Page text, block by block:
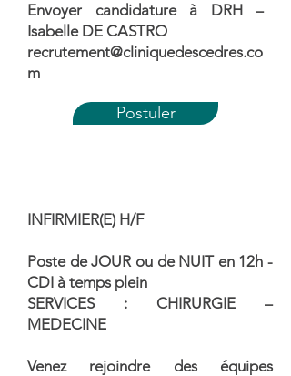
Envoyer candidature à DRH –
Isabelle DE CASTRO
recrutement@cliniquedescedres.co
m
Postuler
INFIRMIER(E) H/F
Poste de JOUR ou de NUIT en 12h -
CDI à temps plein
SERVICES : CHIRURGIE –
MEDECINE
Venez rejoindre des équipes